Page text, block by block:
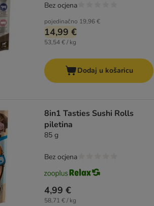
pojedinačno 19,96 €
14,99 €
53,54 € / kg
Bez ocjena
Dodaj u košaricu
8in1 Tasties Sushi Rolls
piletina
85 g
4,99 €
58,71 € / kg
Bez ocjena